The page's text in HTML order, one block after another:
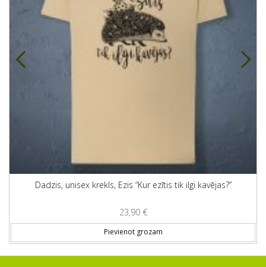
product has multiple variants. The options may be chosen
Dadzis, unisex krekls, Ezis “Kur ezītis tik ilgi kavējas?”
23,90 €
Pievienot grozam